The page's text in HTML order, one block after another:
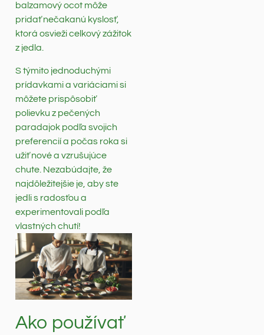
balzamový ocot môže
pridať nečakanú kyslosť,
ktorá osvieži celkový zážitok
z jedla.
S týmito jednoduchými
prídavkami a variáciami si
môžete prispôsobiť
polievku z pečených
paradajok podľa svojich
preferencií a počas roka si
užiť nové a vzrušujúce
chute. Nezabúdajte, že
najdôležitejšie je, aby ste
jedli s radosťou a
experimentovali podľa
vlastných chutí!
Ako používať